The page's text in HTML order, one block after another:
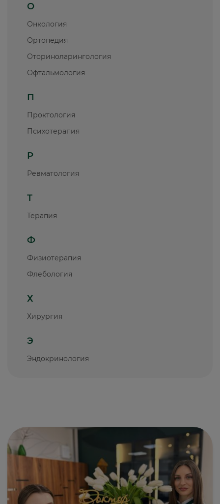
О
Онкология
Ортопедия
Оториноларингология
Офтальмология
П
Проктология
Психотерапия
Р
Ревматология
Т
Терапия
Ф
Физиотерапия
Флебология
Х
Хирургия
Э
Эндокринология